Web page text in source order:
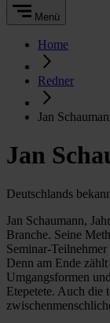
Menü
Home
Redner
Jan
Jan
Deutschlands
Jan Schaumann,
Branche. Seine
Seminar-
Denn am Ende
Umgangsformen
Etepetete. Auch die